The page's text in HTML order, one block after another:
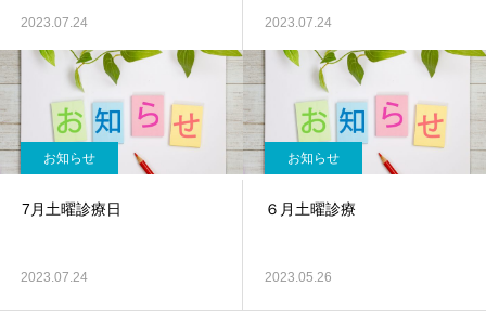
2023.07.24 2023.07.24
お知らせ
7月土曜診療日
2023.07.24
お知らせ
６月土曜診療
2023.05.26